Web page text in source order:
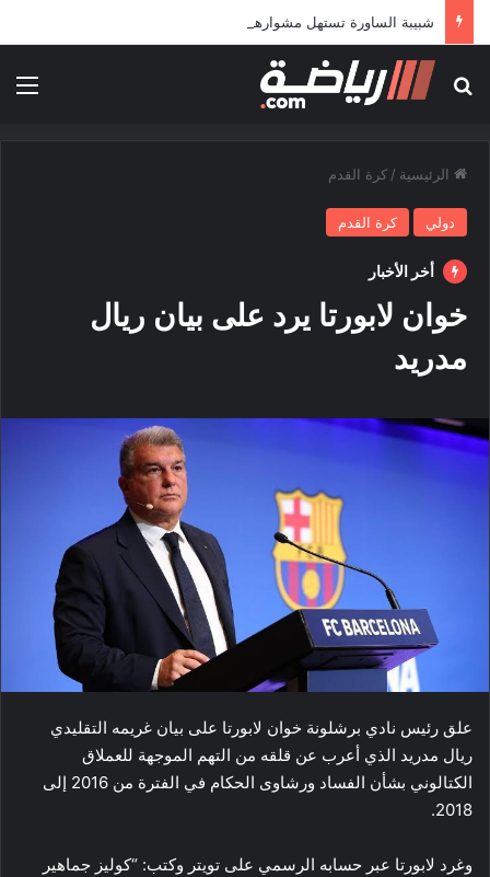
شبيبة الساورة تستهل مشوارها الإفريقي بمواجهة حافيا كوناكري
بحث عن
الرئيسية / كرة القدم
دولي كرة القدم
أخر الأخبار
خوان لابورتا يرد على بيان ريال
مدريد
علق رئيس نادي ​برشلونة​ خوان ​لابورتا​ على بيان غريمه التقليدي ​
ريال مدريد​ الذي أعرب عن قلقه من التهم الموجهة للعملاق
الكتالوني بشأن الفساد ورشاوى الحكام في الفترة من 2016 إلى
2018.
وغرد لابورتا عبر حسابه الرسمي على تويتر وكتب: “كوليز جماهير